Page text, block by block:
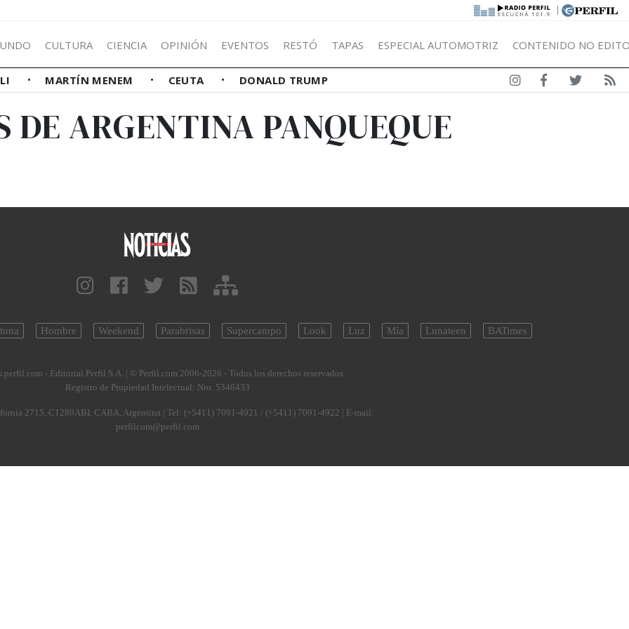
|
CULTURA CIENCIA OPINIÓN EVENTOS RESTÓ TAPAS ESPECIAL AUTOMOTRIZ CONTENIDO NO
MARTÍN MENEM CEUTA DONALD TRUMP
DE ARGENTINA PANQUEQUE
Hombre Weekend Parabrisas Supercampo Look Luz Mía Lunateen BATimes
- Editorial Perfil S.A. | © Perfil.com 2006-2026 - Todos los derechos reservados
Registro de Propiedad Intelectual: Nro. 5346433
2715, C1289ABI, CABA, Argentina | Tel: (+5411) 7091-4921 / (+5411) 7091-4922 | E-mail:
perfilcom@perfil.com